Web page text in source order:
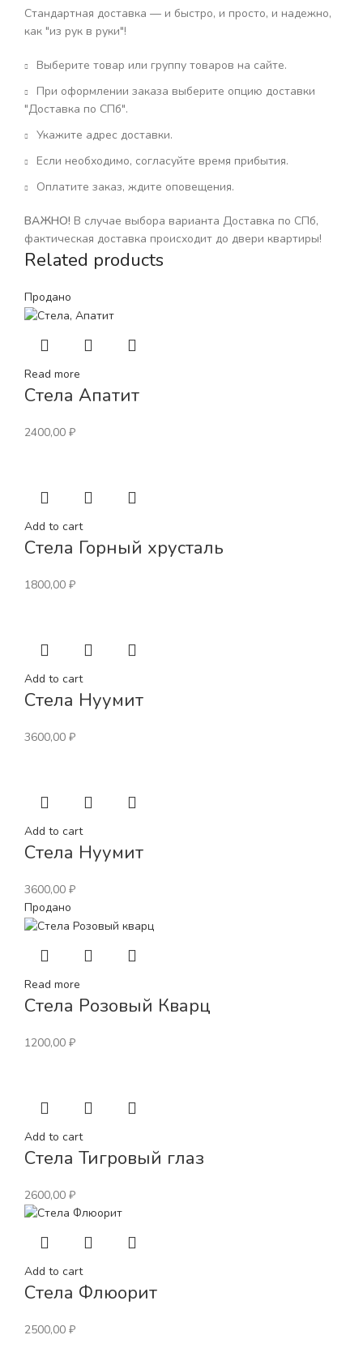
Стандартная доставка — и быстро, и просто, и надежно,
как "из рук в руки"!
Выберите товар или группу товаров на сайте.
При оформлении заказа выберите опцию доставки
"Доставка по СПб".
Укажите адрес доставки.
Если необходимо, согласуйте время прибытия.
Оплатите заказ, ждите оповещения.
ВАЖНО! В случае выбора варианта Доставка по СПб,
фактическая доставка происходит до двери квартиры!
Related products
Продано
Read more
Стела Апатит
2400,00 ₽
Add to cart
Стела Горный хрусталь
1800,00 ₽
Add to cart
Стела Нуумит
3600,00 ₽
Add to cart
Стела Нуумит
3600,00 ₽
Продано
Read more
Стела Розовый Кварц
1200,00 ₽
Add to cart
Стела Тигровый глаз
2600,00 ₽
Add to cart
Стела Флюорит
2500,00 ₽